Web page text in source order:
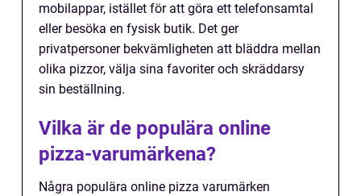
mobilappar, istället för att göra ett telefonsamtal
eller besöka en fysisk butik. Det ger
privatpersoner bekvämligheten att bläddra mellan
olika pizzor, välja sina favoriter och skräddarsy
sin beställning.
Vilka är de populära online
pizza-varumärkena?
Några populära online pizza varumärken